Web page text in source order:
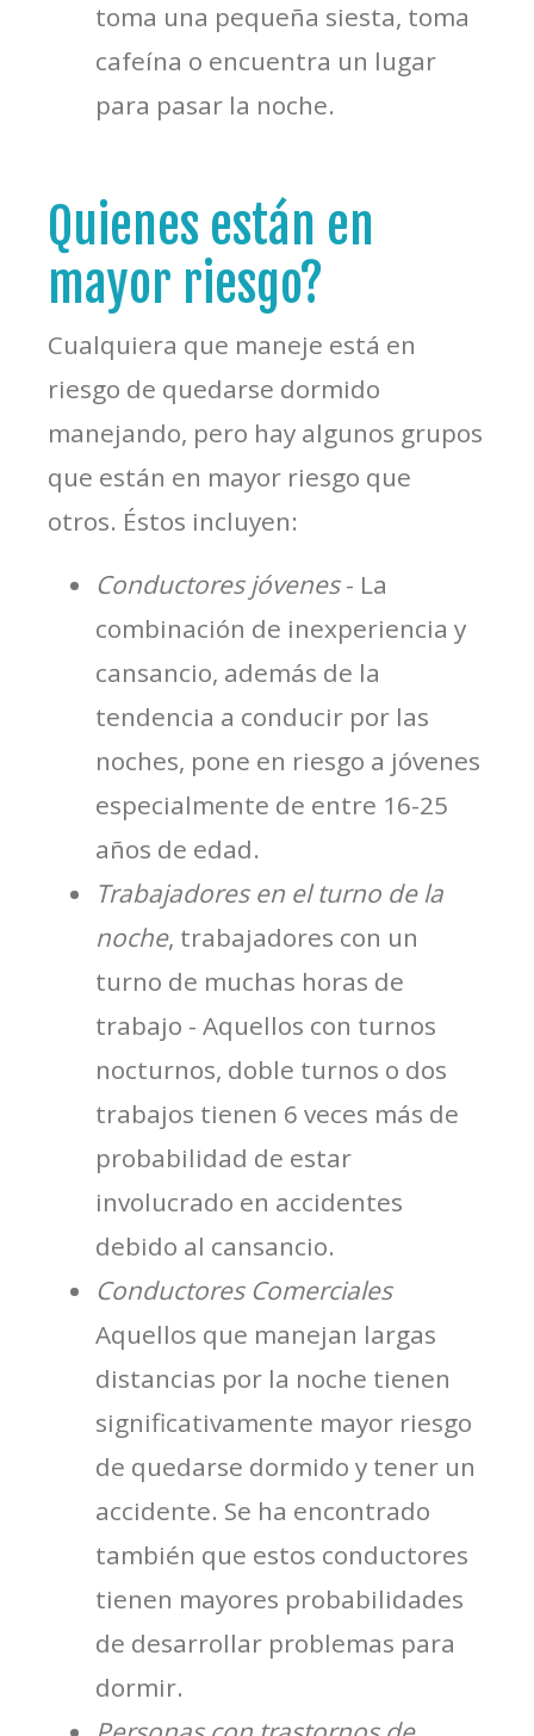
toma una pequeña siesta, toma
cafeína o encuentra un lugar
para pasar la noche.
Quienes están en
mayor riesgo?
Cualquiera que maneje está en
riesgo de quedarse dormido
manejando, pero hay algunos grupos
que están en mayor riesgo que
otros. Éstos incluyen:
Conductores jóvenes- La
combinación de inexperiencia y
cansancio, además de la
tendencia a conducir por las
noches, pone en riesgo a jóvenes
especialmente de entre 16-25
años de edad.
Trabajadores en el turno de la
noche, trabajadores con un
turno de muchas horas de
trabajo - Aquellos con turnos
nocturnos, doble turnos o dos
trabajos tienen 6 veces más de
probabilidad de estar
involucrado en accidentes
debido al cansancio.
Conductores Comerciales
Aquellos que manejan largas
distancias por la noche tienen
significativamente mayor riesgo
de quedarse dormido y tener un
accidente. Se ha encontrado
también que estos conductores
tienen mayores probabilidades
de desarrollar problemas para
dormir.